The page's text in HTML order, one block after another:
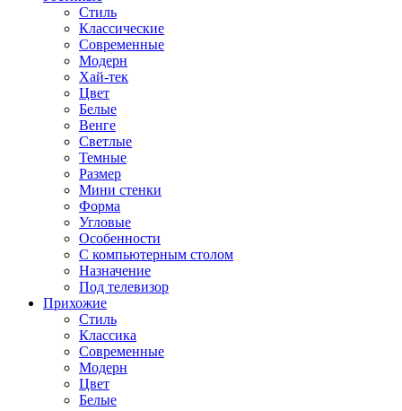
Стиль
Классические
Современные
Модерн
Хай-тек
Цвет
Белые
Венге
Светлые
Темные
Размер
Мини стенки
Форма
Угловые
Особенности
С компьютерным столом
Назначение
Под телевизор
Прихожие
Стиль
Классика
Современные
Модерн
Цвет
Белые